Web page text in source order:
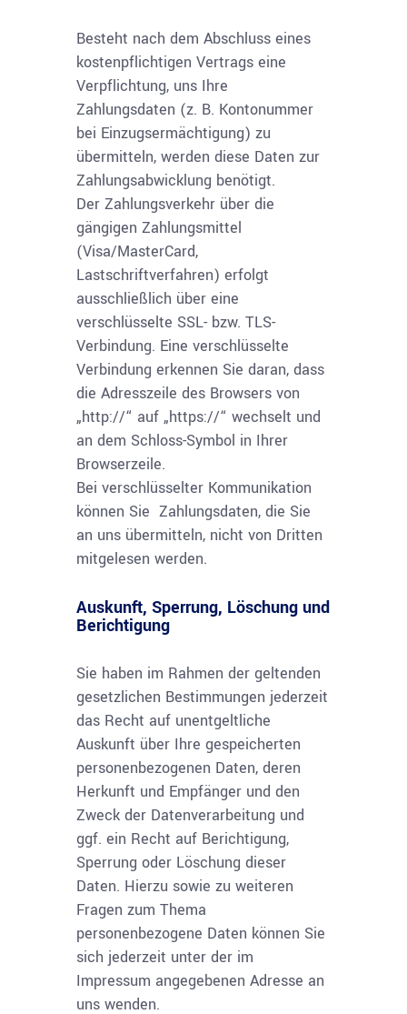
Besteht nach dem Abschluss eines
kostenpflichtigen Vertrags eine
Verpflichtung, uns Ihre
Zahlungsdaten (z. B. Kontonummer
bei Einzugsermächtigung) zu
übermitteln, werden diese Daten zur
Zahlungsabwicklung benötigt.
Der Zahlungsverkehr über die
gängigen Zahlungsmittel
(Visa/MasterCard,
Lastschriftverfahren) erfolgt
ausschließlich über eine
verschlüsselte SSL- bzw. TLS-
Verbindung. Eine verschlüsselte
Verbindung erkennen Sie daran, dass
die Adresszeile des Browsers von
„http://“ auf „https://“ wechselt und
an dem Schloss-Symbol in Ihrer
Browserzeile.
Bei verschlüsselter Kommunikation
können Sie Zahlungsdaten, die Sie
an uns übermitteln, nicht von Dritten
mitgelesen werden.
Auskunft, Sperrung, Löschung und
Berichtigung
Sie haben im Rahmen der geltenden
gesetzlichen Bestimmungen jederzeit
das Recht auf unentgeltliche
Auskunft über Ihre gespeicherten
personenbezogenen Daten, deren
Herkunft und Empfänger und den
Zweck der Datenverarbeitung und
ggf. ein Recht auf Berichtigung,
Sperrung oder Löschung dieser
Daten. Hierzu sowie zu weiteren
Fragen zum Thema
personenbezogene Daten können Sie
sich jederzeit unter der im
Impressum angegebenen Adresse an
uns wenden.